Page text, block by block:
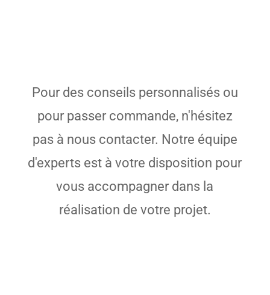
Pour des conseils personnalisés ou
pour passer commande, n'hésitez
pas à nous contacter. Notre équipe
d'experts est à votre disposition pour
vous accompagner dans la
réalisation de votre projet.